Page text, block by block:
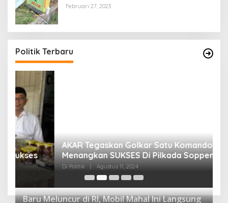
Februari 27, 2023
Politik Terbaru
AKAR Tegaskan Golkar Satu Komando
Menangkan SUKSES Di Pilkada Soppeng 2024.
Di Politik | Agustus 11, 2024
Baru Meluncur di RI, Mobil Mahal Ini Langsung